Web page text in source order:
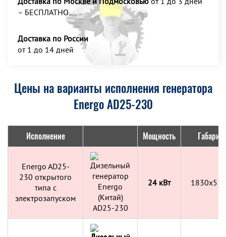
– БЕСПЛАТНО
Доставка по России
от 1 до 14 дней
Цены на варианты исполнения генератора
Energo AD25-230
Исполнение Мощность
Energo AD25-
230 открытого
типа с
электрозапуском
24 кВт